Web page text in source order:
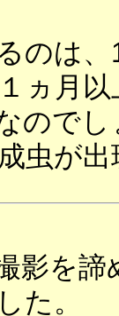
のは
ヵ月
ので
虫が
影を諦
た。